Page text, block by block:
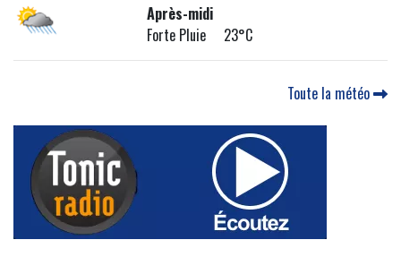
Après-midi
Forte Pluie 23°C
Toute la météo